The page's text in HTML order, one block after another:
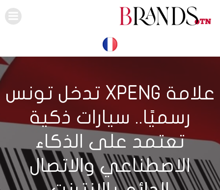
علامة XPENG تدخل تونس
رسميًا.. سيارات ذكية
تعتمد على الذكاء
الاصطناعي والاتصال